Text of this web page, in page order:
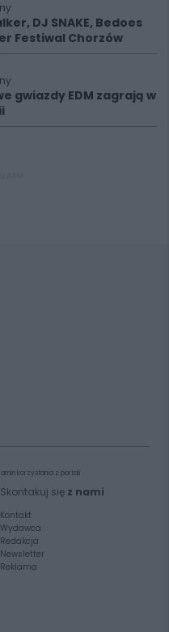
DJ SNAKE, Bedoes
Festiwal Chorzów
gwiazdy EDM zagrają w
korzystania z portali
Skontakuj się z nami
Kontakt
Wydawca
Redakcja
Newsletter
Reklama